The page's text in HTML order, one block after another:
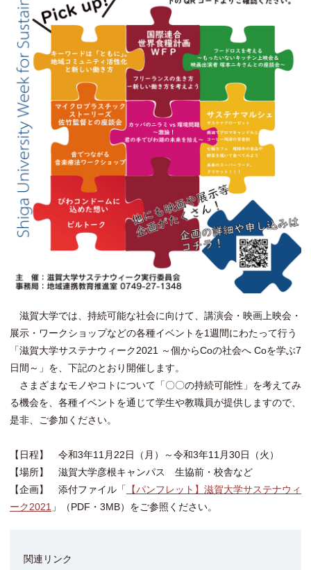
滋賀大学では、持続可能な社会に向けて、講演会・映画上映会・
展示・ワークショップなどの各種イベントを1週間にわたって行う
「滋賀大学サステナウィーク2021 ～個からCoの社会へ Coを学ぶ7
日間～」を、下記のとおり開催します。
さまざまなモノやコトについて「〇〇の持続可能性」を考えてみ
る機会を、各種イベントを通じて学生や教職員が提供しますので、
是非、ご参加ください。
【日程】 令和3年11月22日（月）～令和3年11月30日（火）
【場所】 滋賀大学彦根キャンパス 生協前・校舎など
【企画】 添付ファイル「 【パンフレット】滋賀大学サステナウィ
ーク2021 」（PDF・3MB）をご参照ください。
関連リンク